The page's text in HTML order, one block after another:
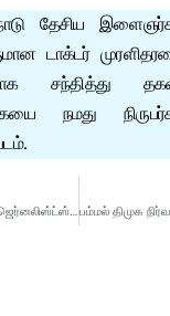
தேசிய
டாக்டர்
சந்தித்து
நமது
தமிழ்நாடு யூனியன் ஆப் ஜெர்னலிஸ்ட்ஸ் மாநில அளவிலான கோரிக்கை கருத்தரங்கம்